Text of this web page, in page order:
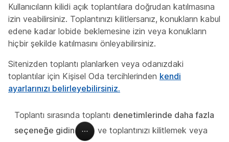
Kullanıcıların kilidi açık toplantılara doğrudan katılmasına
izin veabilirsiniz. Toplantınızı kilitlersanız, konukların kabul
edene kadar lobide beklemesine izin veya konukların
hiçbir şekilde katılmasını önleyabilirsiniz.
Sitenizden toplantı planlarken veya odanızdaki
toplantılar için Kişisel Oda tercihlerinden kendi
ayarlarınızı belirleyebilirsiniz.
Toplantı sırasında toplantı denetimlerinde daha fazla
seçeneğe gidin
ve toplantınızı kilitlemek veya